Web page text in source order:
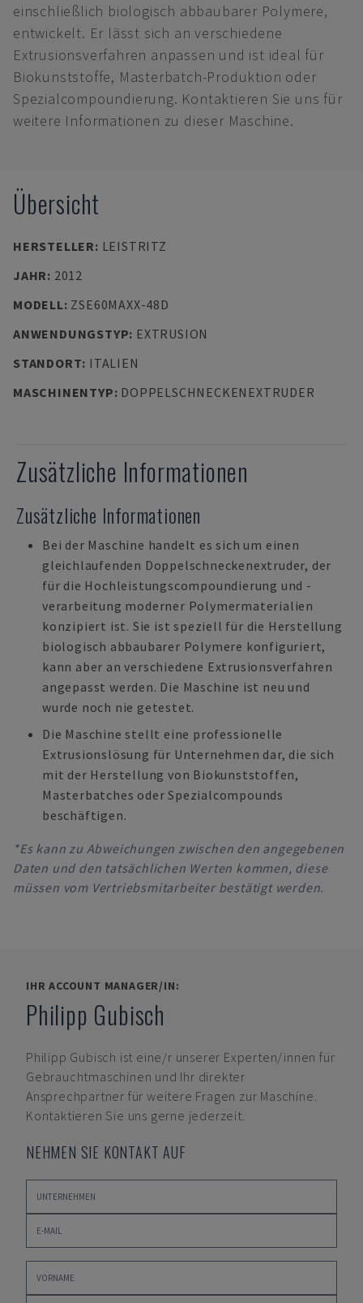
einschließlich biologisch abbaubarer Polymere,
entwickelt. Er lässt sich an verschiedene
Extrusionsverfahren anpassen und ist ideal für
Biokunststoffe, Masterbatch-Produktion oder
Spezialcompoundierung. Kontaktieren Sie uns für
weitere Informationen zu dieser Maschine.
Übersicht
HERSTELLER: LEISTRITZ
JAHR: 2012
MODELL: ZSE60MAXX-48D
ANWENDUNGSTYP: EXTRUSION
STANDORT: ITALIEN
MASCHINENTYP: DOPPELSCHNECKENEXTRUDER
Zusätzliche Informationen
Zusätzliche Informationen
Bei der Maschine handelt es sich um einen
gleichlaufenden Doppelschneckenextruder, der
für die Hochleistungscompoundierung und -
verarbeitung moderner Polymermaterialien
konzipiert ist. Sie ist speziell für die Herstellung
biologisch abbaubarer Polymere konfiguriert,
kann aber an verschiedene Extrusionsverfahren
angepasst werden. Die Maschine ist neu und
wurde noch nie getestet.
Die Maschine stellt eine professionelle
Extrusionslösung für Unternehmen dar, die sich
mit der Herstellung von Biokunststoffen,
Masterbatches oder Spezialcompounds
beschäftigen.
*Es kann zu Abweichungen zwischen den angegebenen
Daten und den tatsächlichen Werten kommen, diese
müssen vom Vertriebsmitarbeiter bestätigt werden.
IHR ACCOUNT MANAGER/IN:
Philipp Gubisch
Philipp Gubisch ist eine/r unserer Experten/innen für
Gebrauchtmaschinen und Ihr direkter
Ansprechpartner für weitere Fragen zur Maschine.
Kontaktieren Sie uns gerne jederzeit.
NEHMEN SIE KONTAKT AUF